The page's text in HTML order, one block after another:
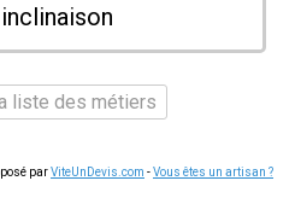
liste des métiers
parViteUnDevis.com -Vous êtes un artisan ?